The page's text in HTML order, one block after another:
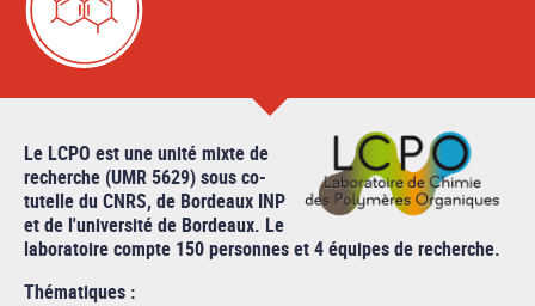
Le LCPO est une unité mixte de
recherche (UMR 5629) sous co-
tutelle du CNRS, de Bordeaux INP
et de l'université de Bordeaux. Le
laboratoire compte 150 personnes et 4 équipes de recherche.
Thématiques :